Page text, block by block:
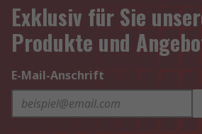
Exklusiv für Sie
Produkte und
E-Mail-Anschrift